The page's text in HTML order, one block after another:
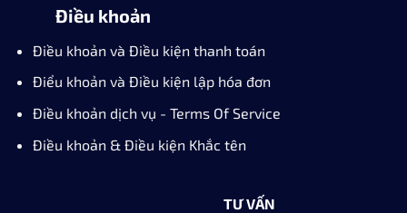
Điều khoản
Điều khoản và Điều kiện thanh toán
Điểu khoản và Điều kiện lập hóa đơn
Điều khoản dịch vụ - Terms Of Service
Điều khoản & Điều kiện Khắc tên
TƯ VẤN